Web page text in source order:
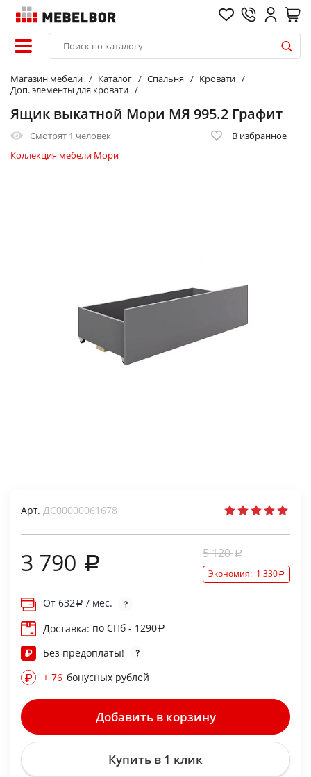
Магазин мебели Каталог Спальня
Кровати
Доп. элементы для кровати
Ящик выкатной Мори МЯ 995.2 Графит
Смотрят 1 человек
В избранное
Коллекция мебели Мори
Арт. ДС00000061678
3 790 5 120
Экономия: 1 330
От 632
/ мес.
Доставка: по СПб - 1290
Без предоплаты!
+ 76 бонусных рублей
Добавить в корзину
Купить в 1 клик